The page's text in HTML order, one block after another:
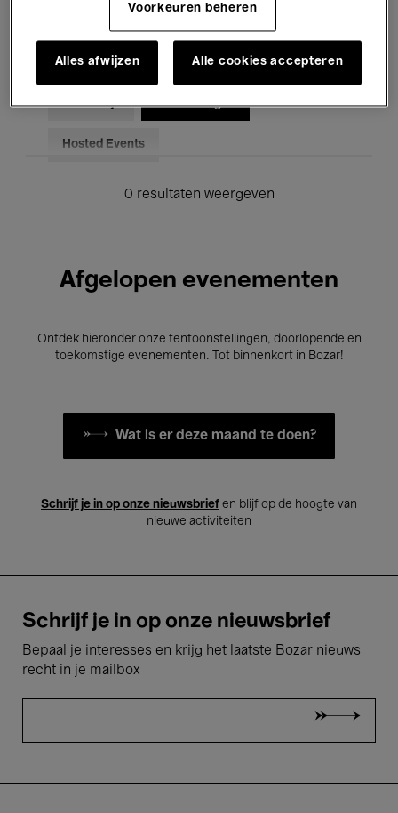
Voor iedereen Kids’ Palace
Onderwijs Rondleidingen
Hosted Events
0 resultaten weergeven
Afgelopen evenementen
Ontdek hieronder onze tentoonstellingen, doorlopende en
toekomstige evenementen. Tot binnenkort in Bozar!
Wat is er deze maand te doen?
Schrijf je in op onze nieuwsbrief en blijf op de hoogte van
nieuwe activiteiten
Schrijf je in op onze nieuwsbrief
Bepaal je interesses en krijg het laatste Bozar nieuws
recht in je mailbox
Voorkeuren beheren
Alles afwijzen Alle cookies accepteren